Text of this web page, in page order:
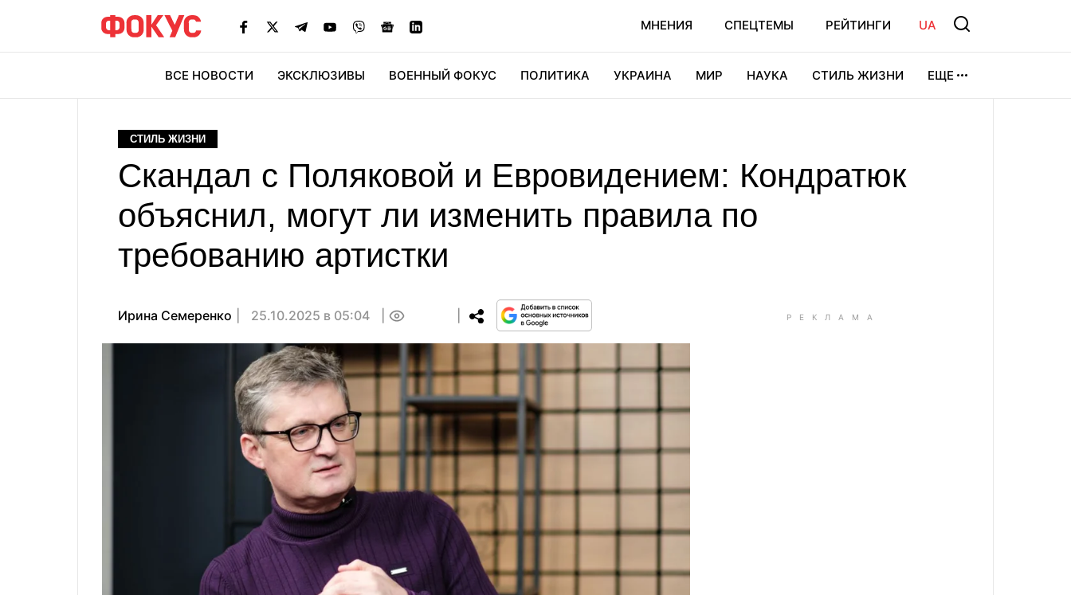
МНЕНИЯ СПЕЦТЕМЫ РЕЙТИНГИ UA
ВСЕ НОВОСТИ ЭКСКЛЮЗИВЫ ВОЕННЫЙ ФОКУС ПОЛИТИКА УКРАИНА МИР НАУКА СТИЛЬ ЖИЗНИ ЕЩЕ
СТИЛЬ ЖИЗНИ
Скандал с Поляковой и Евровидением: Кондратюк
объяснил, могут ли изменить правила по
требованию артистки
Ирина Семеренко 25.10.2025 в 05:04